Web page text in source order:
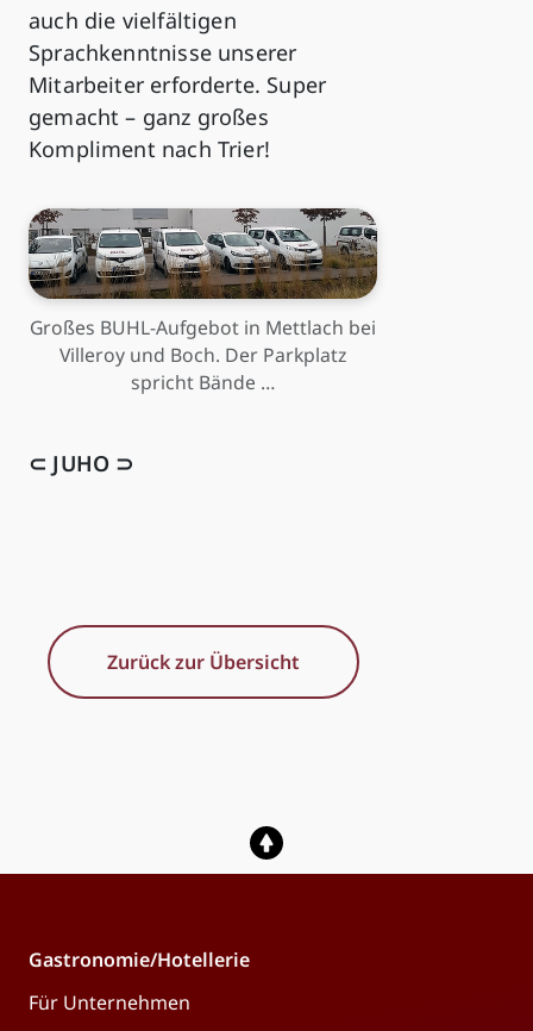
auch die vielfältigen
Sprachkenntnisse unserer
Mitarbeiter erforderte. Super
gemacht – ganz großes
Kompliment nach Trier!
Großes BUHL-Aufgebot in Mettlach bei
Villeroy und Boch. Der Parkplatz
spricht Bände …
⊂ JUHO ⊃
Zurück zur Übersicht
Gastronomie/Hotellerie
Für Unternehmen